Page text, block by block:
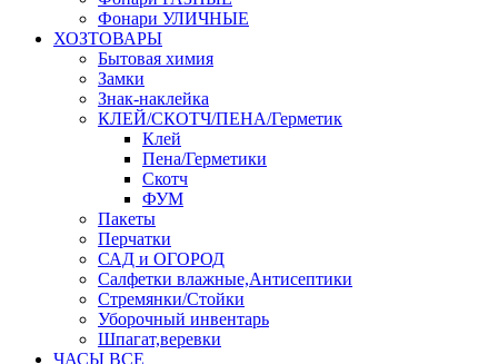
Фонари УЛИЧНЫЕ
ХОЗТОВАРЫ
Бытовая химия
Замки
Знак-наклейка
КЛЕЙ/СКОТЧ/ПЕНА/Герметик
Клей
Пена/Герметики
Скотч
ФУМ
Пакеты
Перчатки
САД и ОГОРОД
Салфетки влажные,Антисептики
Стремянки/Стойки
Уборочный инвентарь
Шпагат,веревки
ЧАСЫ ВСЕ